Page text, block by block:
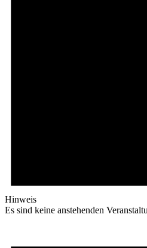
Hinweis
Es sind keine anstehenden